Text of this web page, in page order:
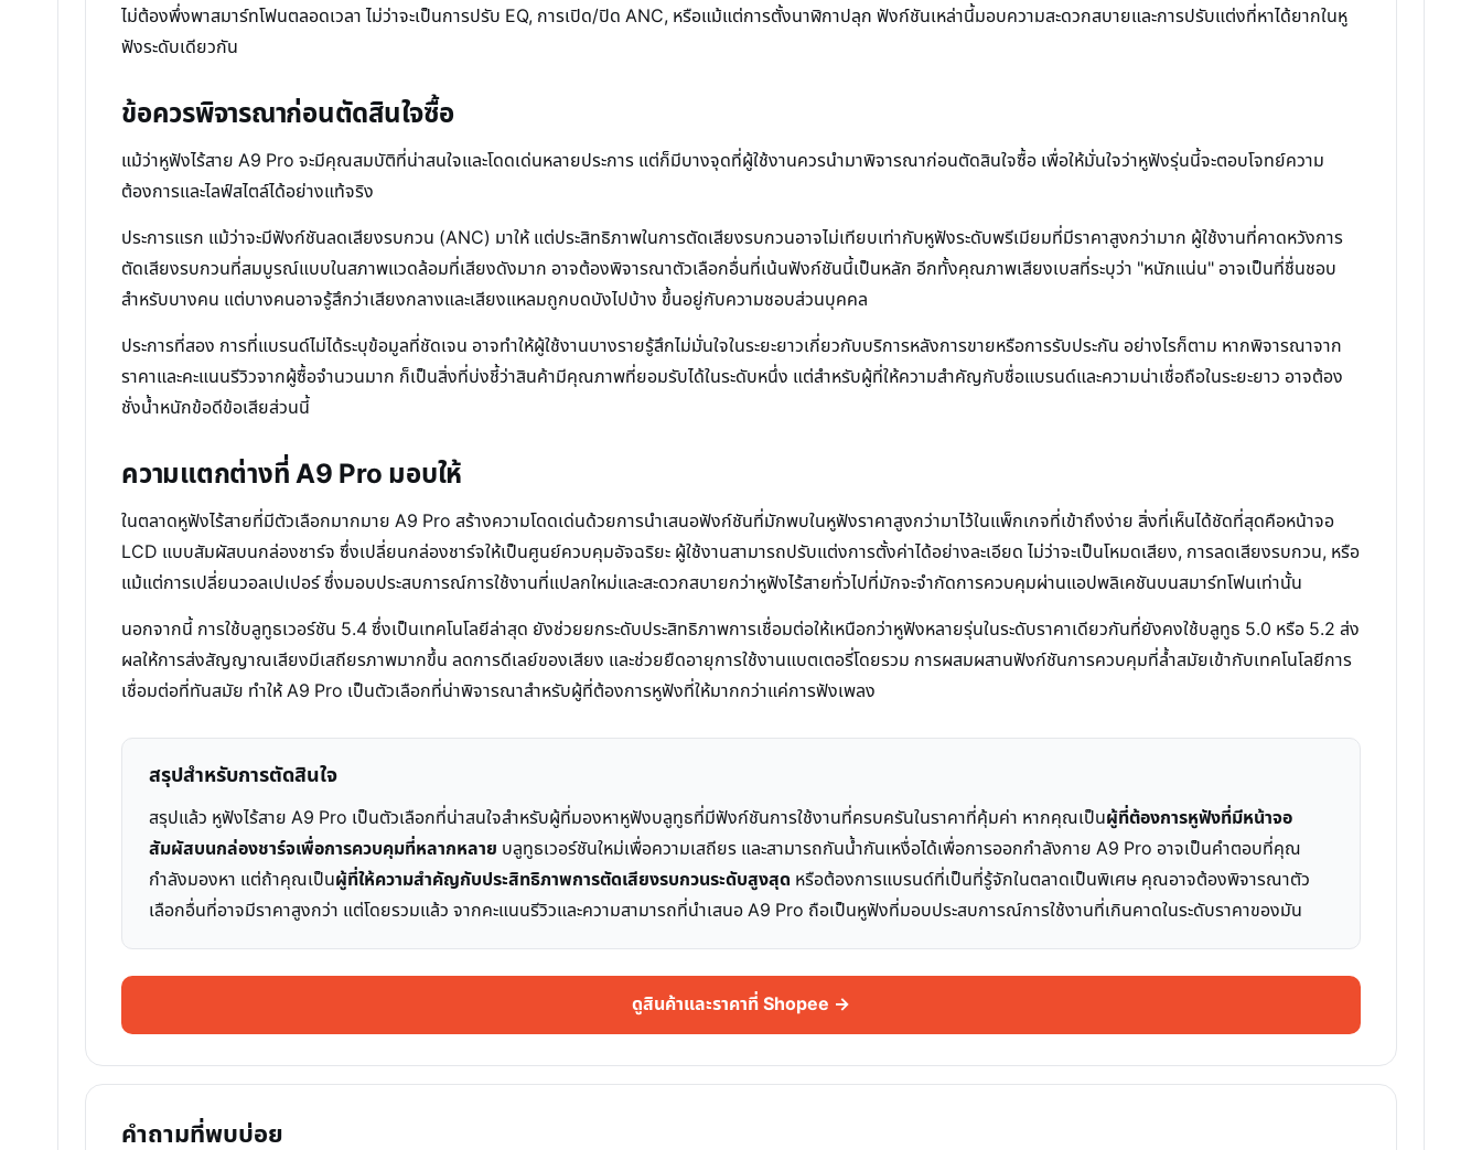
ไม่ต้องพึ่งพาสมาร์ทโฟนตลอดเวลา ไม่ว่าจะเป็นการปรับ EQ, การเปิด/ปิด ANC, หรือแม้แต่การตั้งนาฬิกาปลุก ฟังก์ชันเหล่านี้มอบความสะดวกสบายและการปรับแต่งที่หาได้ยากในหู
ฟังระดับเดียวกัน
ข้อควรพิจารณาก่อนตัดสินใจซื้อ
แม้ว่าหูฟังไร้สาย A9 Pro จะมีคุณสมบัติที่น่าสนใจและโดดเด่นหลายประการ แต่ก็มีบางจุดที่ผู้ใช้งานควรนำมาพิจารณาก่อนตัดสินใจซื้อ เพื่อให้มั่นใจว่าหูฟังรุ่นนี้จะตอบโจทย์ความ
ต้องการและไลฟ์สไตล์ได้อย่างแท้จริง
ประการแรก แม้ว่าจะมีฟังก์ชันลดเสียงรบกวน (ANC) มาให้ แต่ประสิทธิภาพในการตัดเสียงรบกวนอาจไม่เทียบเท่ากับหูฟังระดับพรีเมียมที่มีราคาสูงกว่ามาก ผู้ใช้งานที่คาดหวังการ
ตัดเสียงรบกวนที่สมบูรณ์แบบในสภาพแวดล้อมที่เสียงดังมาก อาจต้องพิจารณาตัวเลือกอื่นที่เน้นฟังก์ชันนี้เป็นหลัก อีกทั้งคุณภาพเสียงเบสที่ระบุว่า "หนักแน่น" อาจเป็นที่ชื่นชอบ
สำหรับบางคน แต่บางคนอาจรู้สึกว่าเสียงกลางและเสียงแหลมถูกบดบังไปบ้าง ขึ้นอยู่กับความชอบส่วนบุคคล
ประการที่สอง การที่แบรนด์ไม่ได้ระบุข้อมูลที่ชัดเจน อาจทำให้ผู้ใช้งานบางรายรู้สึกไม่มั่นใจในระยะยาวเกี่ยวกับบริการหลังการขายหรือการรับประกัน อย่างไรก็ตาม หากพิจารณาจาก
ราคาและคะแนนรีวิวจากผู้ซื้อจำนวนมาก ก็เป็นสิ่งที่บ่งชี้ว่าสินค้ามีคุณภาพที่ยอมรับได้ในระดับหนึ่ง แต่สำหรับผู้ที่ให้ความสำคัญกับชื่อแบรนด์และความน่าเชื่อถือในระยะยาว อาจต้อง
ชั่งน้ำหนักข้อดีข้อเสียส่วนนี้
ความแตกต่างที่ A9 Pro มอบให้
ในตลาดหูฟังไร้สายที่มีตัวเลือกมากมาย A9 Pro สร้างความโดดเด่นด้วยการนำเสนอฟังก์ชันที่มักพบในหูฟังราคาสูงกว่ามาไว้ในแพ็กเกจที่เข้าถึงง่าย สิ่งที่เห็นได้ชัดที่สุดคือหน้าจอ
LCD แบบสัมผัสบนกล่องชาร์จ ซึ่งเปลี่ยนกล่องชาร์จให้เป็นศูนย์ควบคุมอัจฉริยะ ผู้ใช้งานสามารถปรับแต่งการตั้งค่าได้อย่างละเอียด ไม่ว่าจะเป็นโหมดเสียง, การลดเสียงรบกวน, หรือ
แม้แต่การเปลี่ยนวอลเปเปอร์ ซึ่งมอบประสบการณ์การใช้งานที่แปลกใหม่และสะดวกสบายกว่าหูฟังไร้สายทั่วไปที่มักจะจำกัดการควบคุมผ่านแอปพลิเคชันบนสมาร์ทโฟนเท่านั้น
นอกจากนี้ การใช้บลูทูธเวอร์ชัน 5.4 ซึ่งเป็นเทคโนโลยีล่าสุด ยังช่วยยกระดับประสิทธิภาพการเชื่อมต่อให้เหนือกว่าหูฟังหลายรุ่นในระดับราคาเดียวกันที่ยังคงใช้บลูทูธ 5.0 หรือ 5.2 ส่ง
ผลให้การส่งสัญญาณเสียงมีเสถียรภาพมากขึ้น ลดการดีเลย์ของเสียง และช่วยยืดอายุการใช้งานแบตเตอรี่โดยรวม การผสมผสานฟังก์ชันการควบคุมที่ล้ำสมัยเข้ากับเทคโนโลยีการ
เชื่อมต่อที่ทันสมัย ทำให้ A9 Pro เป็นตัวเลือกที่น่าพิจารณาสำหรับผู้ที่ต้องการหูฟังที่ให้มากกว่าแค่การฟังเพลง
สรุปสำหรับการตัดสินใจ
สรุปแล้ว หูฟังไร้สาย A9 Pro เป็นตัวเลือกที่น่าสนใจสำหรับผู้ที่มองหาหูฟังบลูทูธที่มีฟังก์ชันการใช้งานที่ครบครันในราคาที่คุ้มค่า หากคุณเป็นผู้ที่ต้องการหูฟังที่มีหน้าจอ
สัมผัสบนกล่องชาร์จเพื่อการควบคุมที่หลากหลาย บลูทูธเวอร์ชันใหม่เพื่อความเสถียร และสามารถกันน้ำกันเหงื่อได้เพื่อการออกกำลังกาย A9 Pro อาจเป็นคำตอบที่คุณ
กำลังมองหา แต่ถ้าคุณเป็นผู้ที่ให้ความสำคัญกับประสิทธิภาพการตัดเสียงรบกวนระดับสูงสุด หรือต้องการแบรนด์ที่เป็นที่รู้จักในตลาดเป็นพิเศษ คุณอาจต้องพิจารณาตัว
เลือกอื่นที่อาจมีราคาสูงกว่า แต่โดยรวมแล้ว จากคะแนนรีวิวและความสามารถที่นำเสนอ A9 Pro ถือเป็นหูฟังที่มอบประสบการณ์การใช้งานที่เกินคาดในระดับราคาของมัน
ดูสินค้าและราคาที่ Shopee →
คำถามที่พบบ่อย